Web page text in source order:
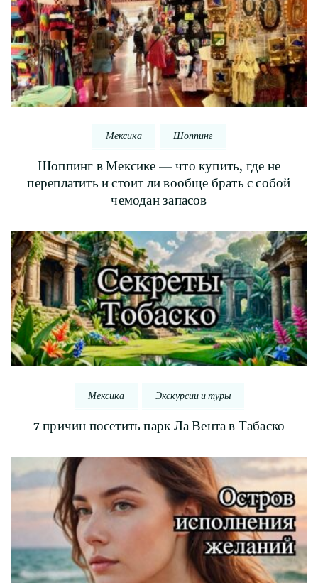
Мексика Шоппинг
Шоппинг в Мексике — что купить, где не
переплатить и стоит ли вообще брать с собой
чемодан запасов
Мексика Экскурсии и туры
7 причин посетить парк Ла Вента в Табаско